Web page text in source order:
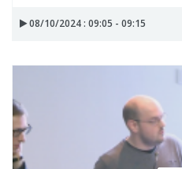
08/10/2024 : 09:05 - 09:15